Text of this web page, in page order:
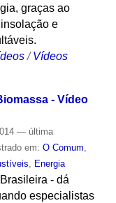
graças ao
e
/ Vídeos
- Vídeo
— última
em: O Comum,
, Energia
- dá
especialistas